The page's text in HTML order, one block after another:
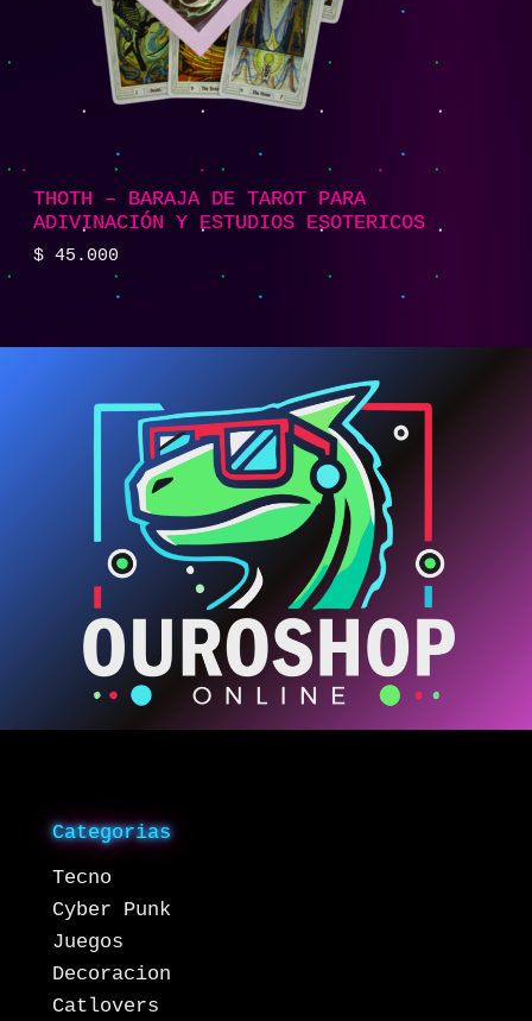
THOTH – BARAJA DE TAROT PARA
ADIVINACIÓN Y ESTUDIOS ESOTERICOS
$ 45.000
Categorias
Tecno
Cyber Punk
Juegos
Decoracion
Catlovers